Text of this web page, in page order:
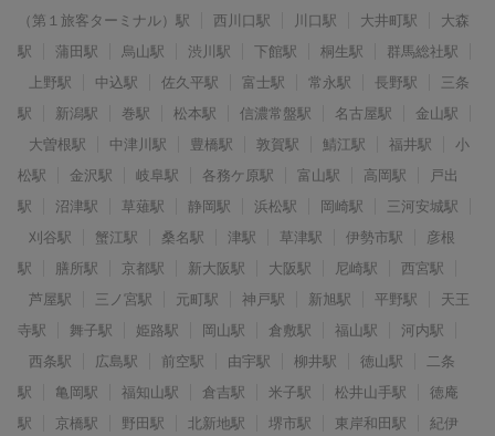
（第１旅客ターミナル）駅
西川口駅 川口駅 大井町駅
大森
駅
蒲田駅 烏山駅 渋川駅 下館駅 桐生駅
群馬総社駅
上野駅
中込駅 佐久平駅 富士駅 常永駅 長野駅
三条
駅
新潟駅 巻駅 松本駅 信濃常盤駅 名古屋駅
金山駅
大曽根駅
中津川駅 豊橋駅 敦賀駅 鯖江駅 福井駅
小
松駅
金沢駅 岐阜駅 各務ケ原駅 富山駅 高岡駅
戸出
駅
沼津駅 草薙駅 静岡駅 浜松駅 岡崎駅
三河安城駅
刈谷駅
蟹江駅 桑名駅 津駅 草津駅 伊勢市駅
彦根
駅
膳所駅 京都駅 新大阪駅 大阪駅 尼崎駅
西宮駅
芦屋駅
三ノ宮駅 元町駅 神戸駅 新旭駅 平野駅
天王
寺駅
舞子駅 姫路駅 岡山駅 倉敷駅 福山駅
河内駅
西条駅
広島駅 前空駅 由宇駅 柳井駅 徳山駅
二条
駅
亀岡駅 福知山駅 倉吉駅 米子駅 松井山手駅
徳庵
駅
京橋駅 野田駅 北新地駅 堺市駅 東岸和田駅
紀伊